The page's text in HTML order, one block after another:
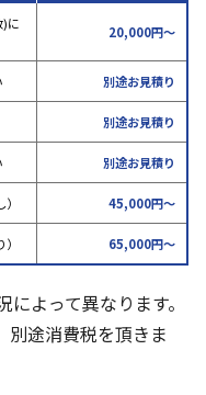
に
20,000円～
別途お見積り
別途お見積り
別途お見積り
45,000円～
65,000円～
よって異なります。
途消費税を頂きま